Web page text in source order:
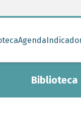
Agenda
Biblioteca